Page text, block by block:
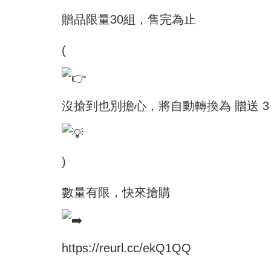
贈品限量30組，售完為止
(
沒搶到也別擔心，將自動轉換為 贈送
)
數量有限，快來搶購
https://reurl.cc/ekQ1QQ